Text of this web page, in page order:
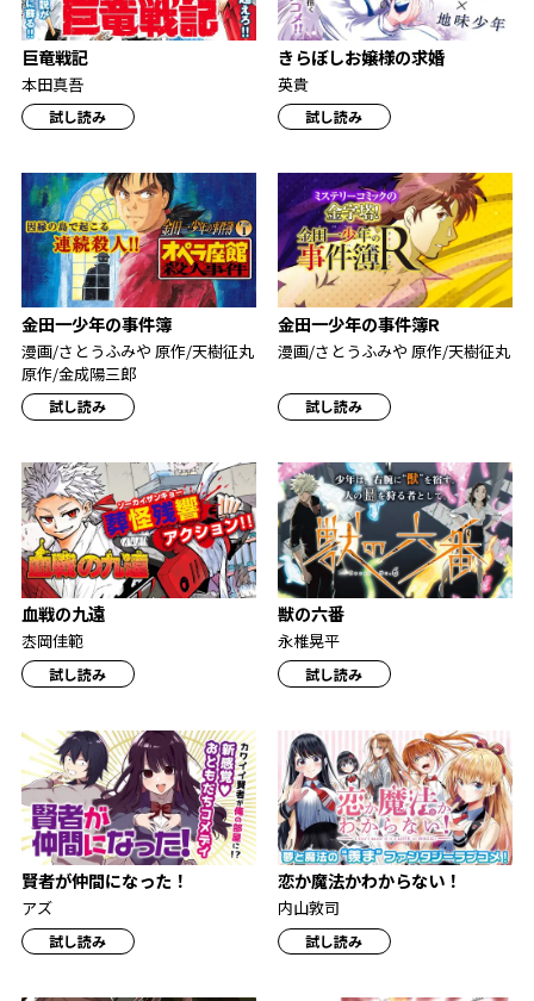
巨竜戦記
本田真吾
試し読み
きらぼしお嬢様の求婚
英貴
試し読み
金田一少年の事件簿
漫画/さとうふみや 原作/天樹征丸
原作/金成陽三郎
試し読み
金田一少年の事件簿R
漫画/さとうふみや 原作/天樹征丸
試し読み
血戦の九遠
枩岡佳範
試し読み
獣の六番
永椎晃平
試し読み
賢者が仲間になった！
アズ
試し読み
恋か魔法かわからない！
内山敦司
試し読み